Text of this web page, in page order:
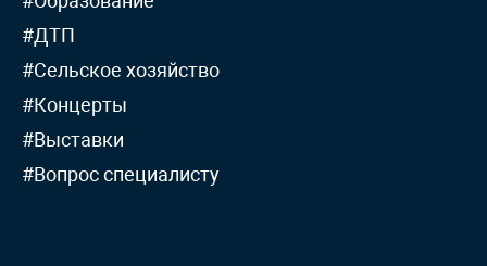
#ДТП
#Сельское хозяйство
#Концерты
#Выставки
#Вопрос специалисту